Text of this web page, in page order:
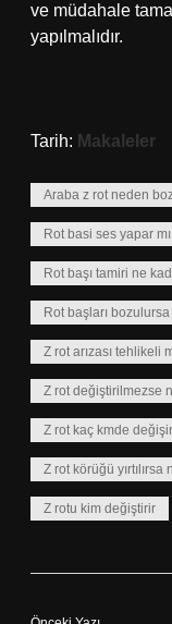
ve müdahale
yapılmalıdır.
Tarih: Makaleler
Araba z rot neden
Rot basi ses yapar mı
Rot başı tamiri ne
Rot başları
Z rot arızası tehlikeli
Z rot değiştirilmezse
Z rot kaç kmde değişir
Z rot körüğü yırtılırsa
Z rotu kim değiştirir